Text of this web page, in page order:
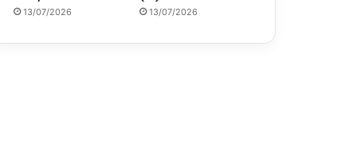
13/07/2026 13/07/2026